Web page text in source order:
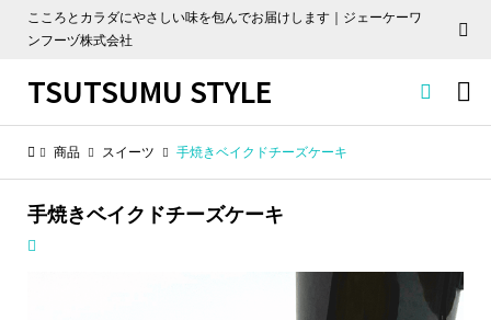
こころとカラダにやさしい味を包んでお届けします｜ジェーケーワ
ンフーヅ株式会社
TSUTSUMU STYLE 
商品 スイーツ 手焼きベイクドチーズケーキ
手焼きベイクドチーズケーキ